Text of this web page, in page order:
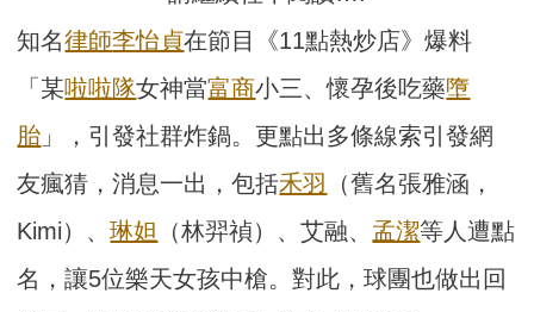
知名律師李怡貞在節目《11點熱炒店》爆料
「某啦啦隊女神當富商小三、懷孕後吃藥墮
胎 」，引發社群炸鍋。更點出多條線索引發網
友瘋猜，消息一出，包括禾羽
（舊名張雅涵，
Kimi）、琳妲 （林羿禎）、艾融、 孟潔等人遭點
名，讓5位樂天女孩中槍。對此，球團也做出回